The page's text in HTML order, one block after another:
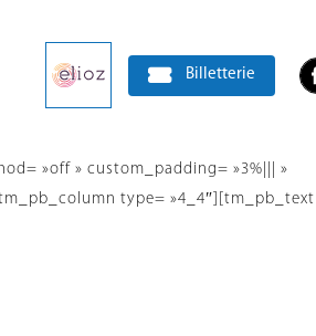
Billetterie
»off » custom_padding= »3%||| »
type= »4_4″][tm_pb_text